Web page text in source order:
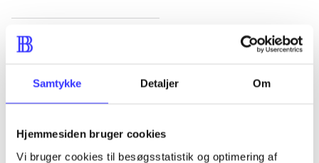
Samtykke Detaljer Om
Hjemmesiden bruger cookies
Vi bruger cookies til besøgsstatistik og optimering af
Tidsskrift
lorem ipsum dolor sit amet ...
Artiklerne i handler ofte om